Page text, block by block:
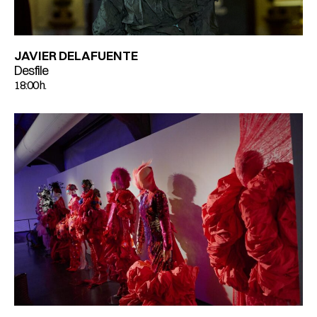
JAVIER DELAFUENTE
Desfile
18:00 h.